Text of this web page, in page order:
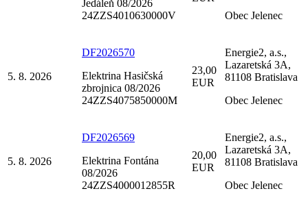
Jedáleň 08/2026
24ZZS4010630000V
Obec Jelenec
5. 8. 2026
DF2026570
Elektrina Hasičská
zbrojnica 08/2026
24ZZS4075850000M
23,00
EUR
Energie2, a.s.,
Lazaretská 3A,
81108 Bratislava
Obec Jelenec
5. 8. 2026
DF2026569
Elektrina Fontána
08/2026
24ZZS4000012855R
20,00
EUR
Energie2, a.s.,
Lazaretská 3A,
81108 Bratislava
Obec Jelenec